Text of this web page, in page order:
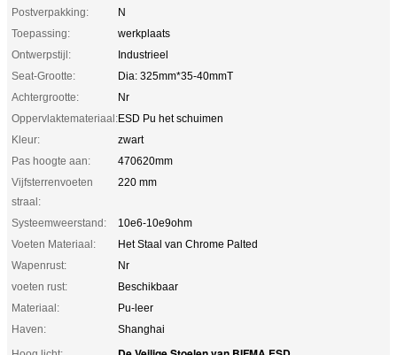
Postverpakking:
N
Toepassing:
werkplaats
Ontwerpstijl:
Industrieel
Seat-Grootte:
Dia: 325mm*35-40mmT
Achtergrootte:
Nr
Oppervlaktemateriaal:ESD Pu het schuimen
Kleur:
zwart
Pas hoogte aan:
470620mm
Vijfsterrenvoeten
straal:
220 mm
Systeemweerstand:
10e6-10e9ohm
Voeten Materiaal:
Het Staal van Chrome Palted
Wapenrust:
Nr
voeten rust:
Beschikbaar
Materiaal:
Pu-leer
Haven:
Shanghai